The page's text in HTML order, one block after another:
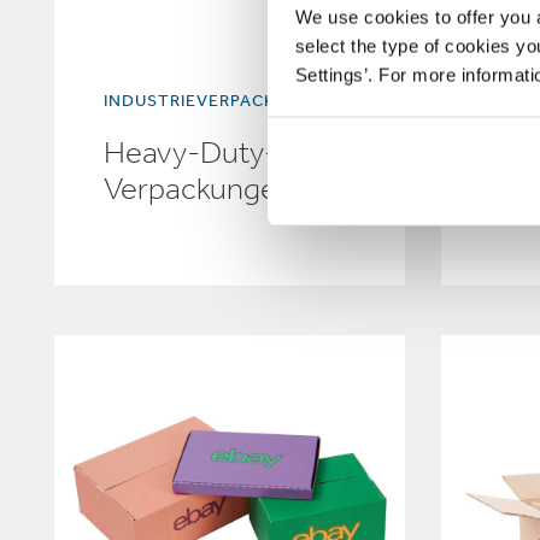
We use cookies to offer you
select the type of cookies
Settings’. For more
INDUSTRIEVERPACKUNGEN
Heavy-Duty-
Verpackungen